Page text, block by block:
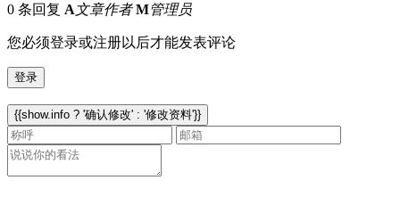
0 条回复 A文章作者 M管理员
您必须登录或注册以后才能发表评论
登录
{{show.info ? '确认修改' : '修改资料'}}